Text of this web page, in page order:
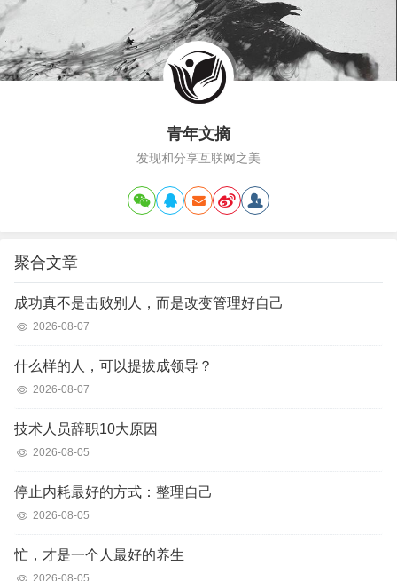
青年文摘
发现和分享互联网之美
聚合文章
成功真不是击败别人，而是改变管理好自己
2026-08-07
什么样的人，可以提拔成领导？
2026-08-07
技术人员辞职10大原因
2026-08-05
停止内耗最好的方式：整理自己
2026-08-05
忙，才是一个人最好的养生
2026-08-05